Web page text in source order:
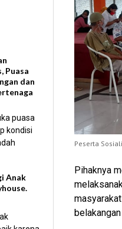
Puasa
dan
puasa
kondisi
Anak
Peserta
Pihaknya